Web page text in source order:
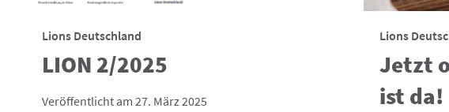
Lions Deutschland
LION 2/2025
Veröffentlicht am 27. März 2025
Lions
Jetzt
ist da!